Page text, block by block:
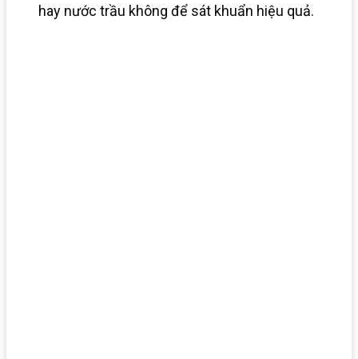
hay nước trầu không để sát khuẩn hiệu quả.